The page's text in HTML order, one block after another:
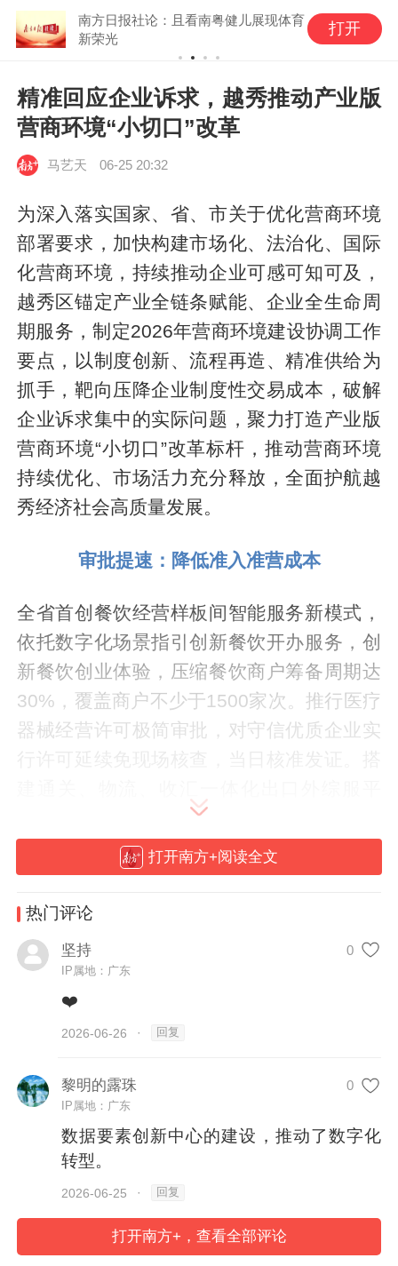
南方日报社论：且看南粤健儿展现体育
新荣光
打开
精准回应企业诉求，越秀推动产业版
营商环境“小切口”改革
马艺天 06-25 20:32
为深入落实国家、省、市关于优化营商环境
部署要求，加快构建市场化、法治化、国际
化营商环境，持续推动企业可感可知可及，
越秀区锚定产业全链条赋能、企业全生命周
期服务，制定2026年营商环境建设协调工作
要点，以制度创新、流程再造、精准供给为
抓手，靶向压降企业制度性交易成本，破解
企业诉求集中的实际问题，聚力打造产业版
营商环境“小切口”改革标杆，推动营商环境
持续优化、市场活力充分释放，全面护航越
秀经济社会高质量发展。
审批提速：降低准入准营成本
全省首创餐饮经营样板间智能服务新模式，
依托数字化场景指引创新餐饮开办服务，创
新餐饮创业体验，压缩餐饮商户筹备周期达
30%，覆盖商户不少于1500家次。推行医疗
器械经营许可极简审批，对守信优质企业实
台，深化“跨境电商+海外仓+合作市场”模
式，优化“口岸+属地”通关协调机制，叠加运
用“提前介入+预约检验+快速放行”系列举
措，全链条提升进出口通关效率。纵深推进
工程竣工联合验收改革，实行“一份办事指
南、一张申请表单、一套申报材料、办结多
项审批”集成办理，推动土地核验与规划条件
核实合并审批，持续精简工程项目审批链
要素赋能：激活产业创新动能
深化普惠融资风险补偿创新，研发“越信
担”特色融资担保产品，稳步压降融资担保费
率。落地AIC股权投资试点，集成投贷联
动、保单增信、贴息补助组合工具，重点浇
打开南方+阅读全文
热门评论
坚持 0
IP属地：广东
❤️
2026-06-26 · 回复
黎明的露珠 0
IP属地：广东
数据要素创新中心的建设，推动了数字化
转型。
2026-06-25 · 回复
打开南方+，查看全部评论